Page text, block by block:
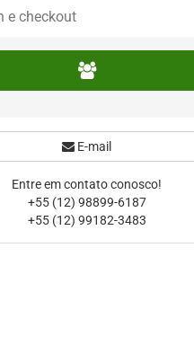
E-mail
Entre em contato conosco!
+55 (12) 98899-6187
+55 (12) 99182-3483